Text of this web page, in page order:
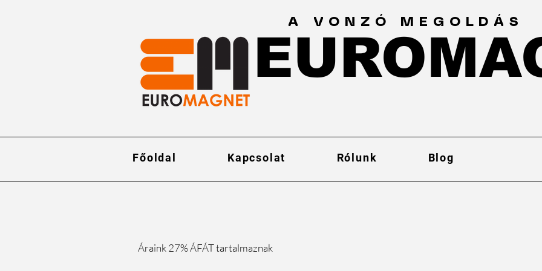
A VONZÓ MEGOLDÁS
Főoldal Kapcsolat Rólunk Blog
Áraink 27% ÁFÁT tartalmaznak